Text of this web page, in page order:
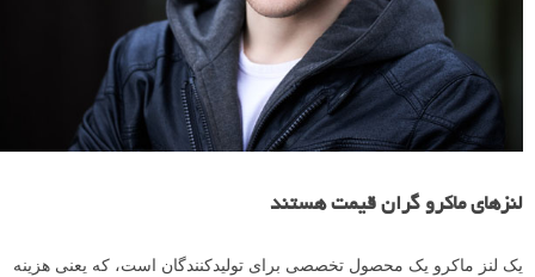
لنزهای ماکرو گران قیمت هستند
یک لنز ماکرو یک محصول تخصصی برای تولیدکنندگان است، که یعنی هزینه